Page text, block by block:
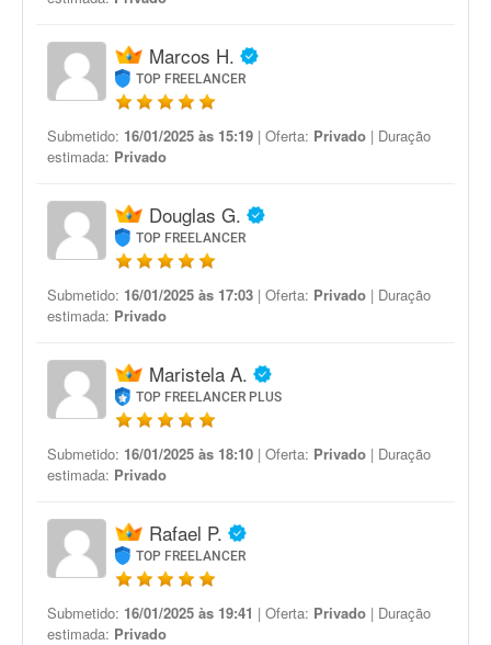
Marcos H.
TOP FREELANCER
Submetido: 16/01/2025 às 15:19 | Oferta: Privado | Duração
estimada: Privado
Douglas G.
TOP FREELANCER
Submetido: 16/01/2025 às 17:03 | Oferta: Privado | Duração
estimada: Privado
Maristela A.
TOP FREELANCER PLUS
Submetido: 16/01/2025 às 18:10 | Oferta: Privado | Duração
estimada: Privado
Rafael P.
TOP FREELANCER
Submetido: 16/01/2025 às 19:41 | Oferta: Privado | Duração
estimada: Privado